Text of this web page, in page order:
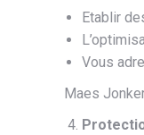
Etablir
Vous
Maes